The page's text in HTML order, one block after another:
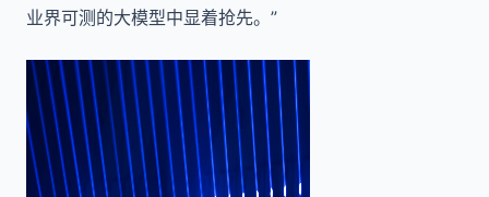
业界可测的大模型中显着抢先。”